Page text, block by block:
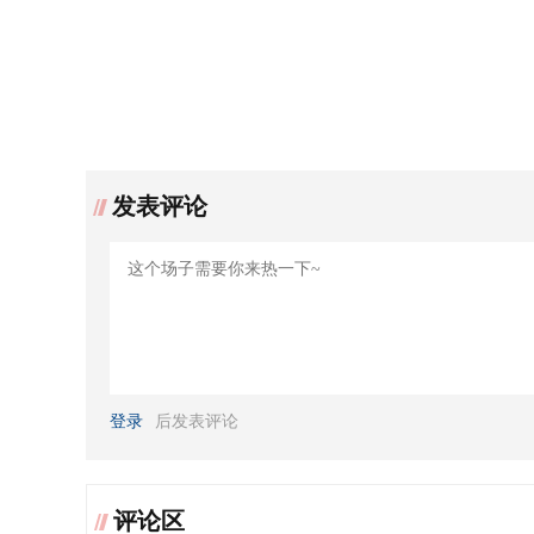
发表评论
登录 后发表评论
评论区